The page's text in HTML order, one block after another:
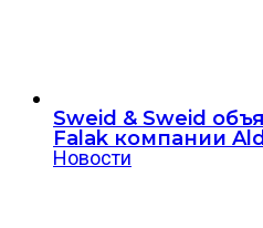
Sweid & Sweid
Falak компании
Новости